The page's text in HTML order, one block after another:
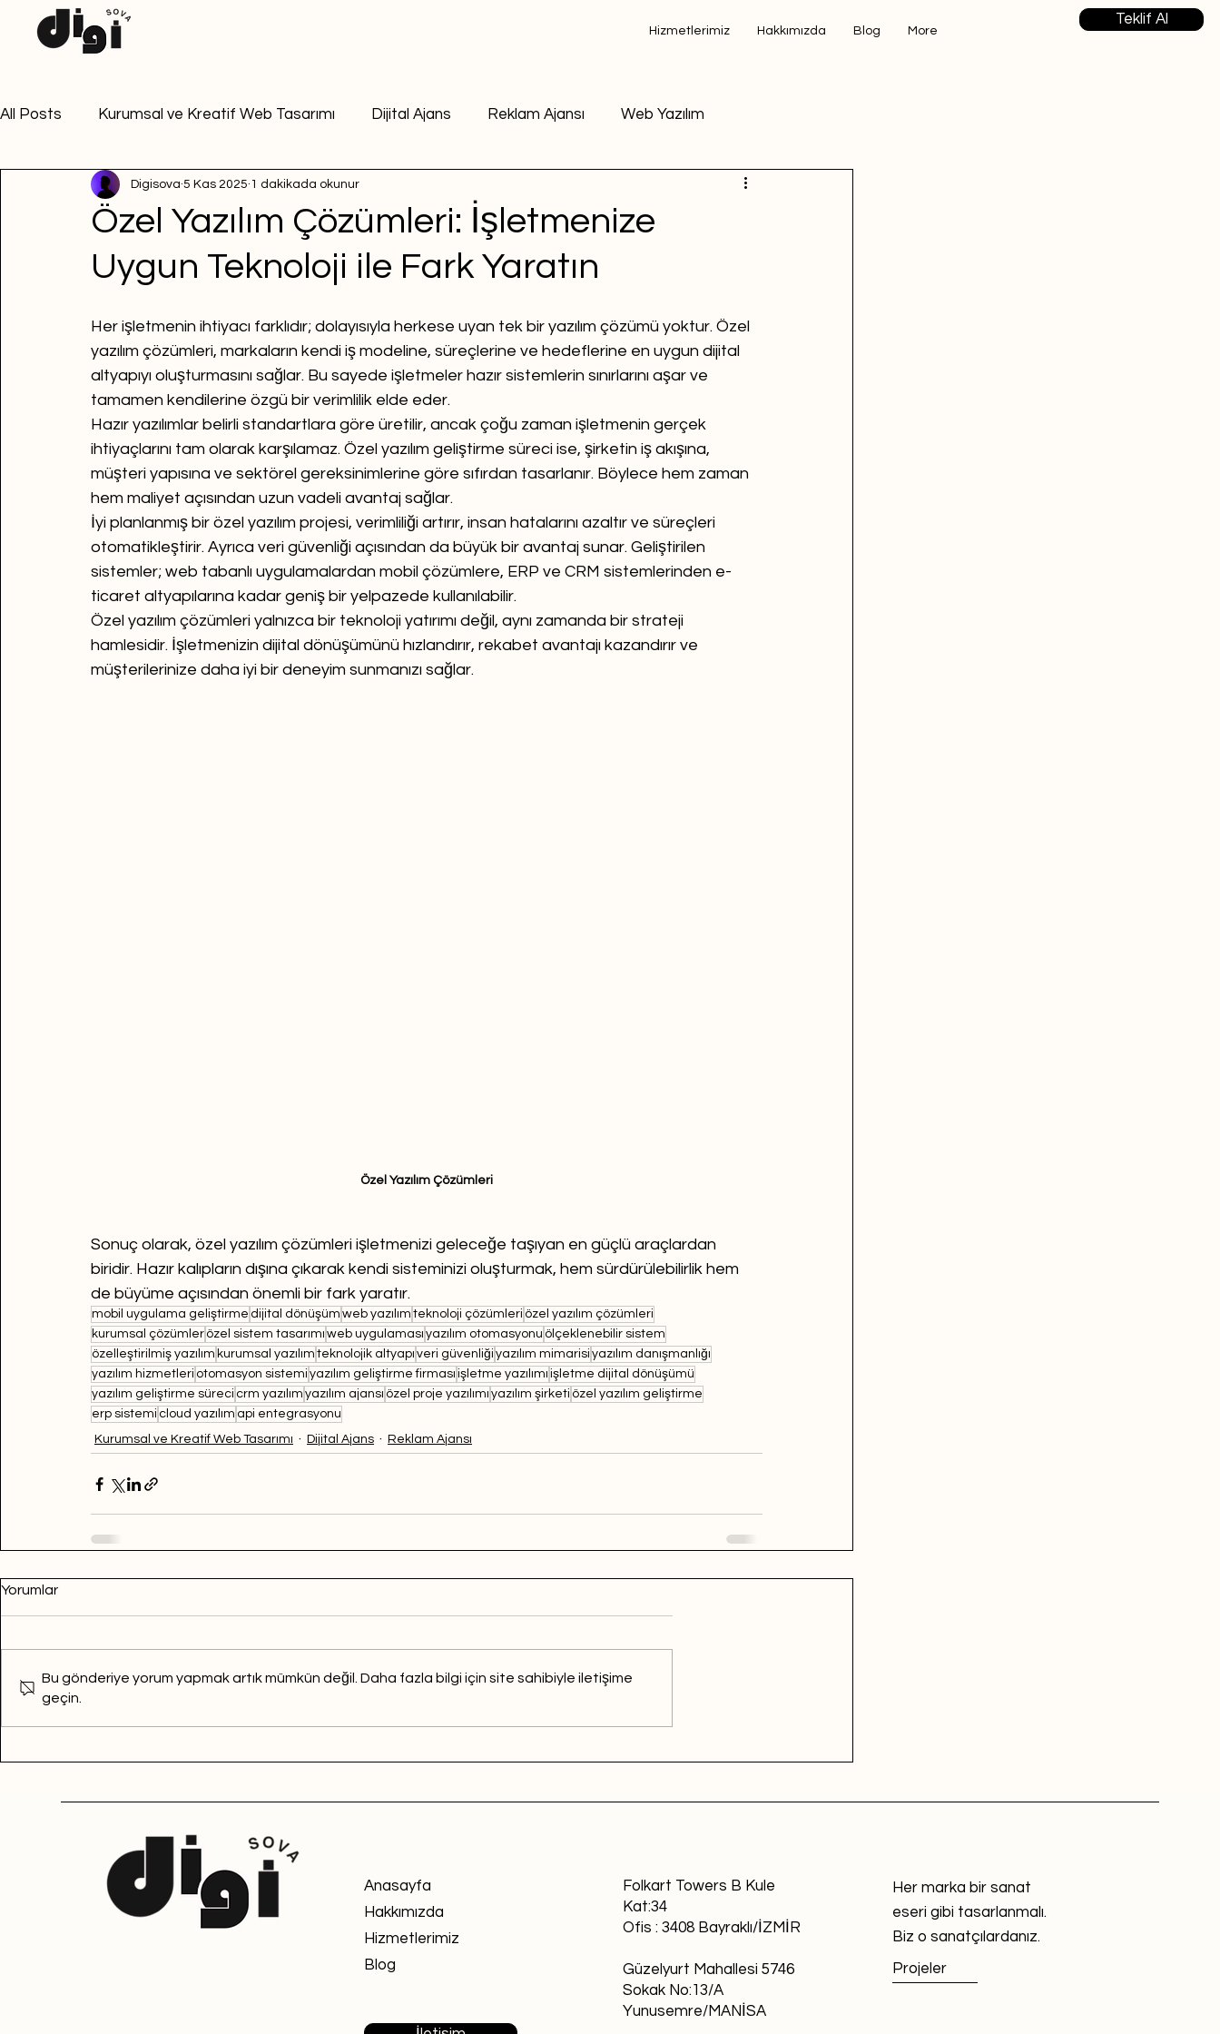
Hizmetlerimiz Hakkımızda Blog More
Teklif Al
All Posts Kurumsal ve Kreatif Web Tasarımı Dijital Ajans Reklam Ajansı Web Yazılım
Dijital Strateji & Danışmanlık Dijital Pazarlama
Özel Yazılım Çözümleri: İşletmenize
Uygun Teknoloji ile Fark Yaratın
Digisova 5 Kas 2025 1 dakikada okunur
Her işletmenin ihtiyacı farklıdır; dolayısıyla herkese uyan tek bir yazılım çözümü yoktur. Özel
yazılım çözümleri, markaların kendi iş modeline, süreçlerine ve hedeflerine en uygun dijital
altyapıyı oluşturmasını sağlar. Bu sayede işletmeler hazır sistemlerin sınırlarını aşar ve
tamamen kendilerine özgü bir verimlilik elde eder.
Hazır yazılımlar belirli standartlara göre üretilir, ancak çoğu zaman işletmenin gerçek
ihtiyaçlarını tam olarak karşılamaz. Özel yazılım geliştirme süreci ise, şirketin iş akışına,
müşteri yapısına ve sektörel gereksinimlerine göre sıfırdan tasarlanır. Böylece hem zaman
hem maliyet açısından uzun vadeli avantaj sağlar.
İyi planlanmış bir özel yazılım projesi, verimliliği artırır, insan hatalarını azaltır ve süreçleri
otomatikleştirir. Ayrıca veri güvenliği açısından da büyük bir avantaj sunar. Geliştirilen
sistemler; web tabanlı uygulamalardan mobil çözümlere, ERP ve CRM sistemlerinden e-
ticaret altyapılarına kadar geniş bir yelpazede kullanılabilir.
Özel yazılım çözümleri yalnızca bir teknoloji yatırımı değil, aynı zamanda bir strateji
hamlesidir. İşletmenizin dijital dönüşümünü hızlandırır, rekabet avantajı kazandırır ve
müşterilerinize daha iyi bir deneyim sunmanızı sağlar.
Özel Yazılım Çözümleri
Sonuç olarak, özel yazılım çözümleri işletmenizi geleceğe taşıyan en güçlü araçlardan
biridir. Hazır kalıpların dışına çıkarak kendi sisteminizi oluşturmak, hem sürdürülebilirlik hem
de büyüme açısından önemli bir fark yaratır.
mobil uygulama geliştirme dijital dönüşüm web yazılım teknoloji çözümleri özel yazılım çözümleri
kurumsal çözümler özel sistem tasarımı web uygulaması yazılım otomasyonu ölçeklenebilir sistem
özelleştirilmiş yazılım kurumsal yazılım teknolojik altyapı veri güvenliği yazılım mimarisi yazılım danışmanlığı
yazılım hizmetleri otomasyon sistemi yazılım geliştirme firması işletme yazılımı işletme dijital dönüşümü
yazılım geliştirme süreci crm yazılım yazılım ajansı özel proje yazılımı yazılım şirketi özel yazılım geliştirme
erp sistemi cloud yazılım api entegrasyonu
Kurumsal ve Kreatif Web Tasarımı
Dijital Ajans Reklam Ajansı
Yorumlar
Bu gönderiye yorum yapmak artık mümkün değil. Daha fazla bilgi için site sahibiyle iletişime
geçin.
Anasayfa
Hakkımızda
Hizmetlerimiz
Blog
Folkart Towers B Kule
Kat:34
Ofis : 3408 Bayraklı/İZMİR
Güzelyurt Mahallesi 5746
Sokak No:13/A
Yunusemre/MANİSA
Her marka bir sanat
eseri gibi tasarlanmalı.
Biz o sanatçılardanız.
Projeler